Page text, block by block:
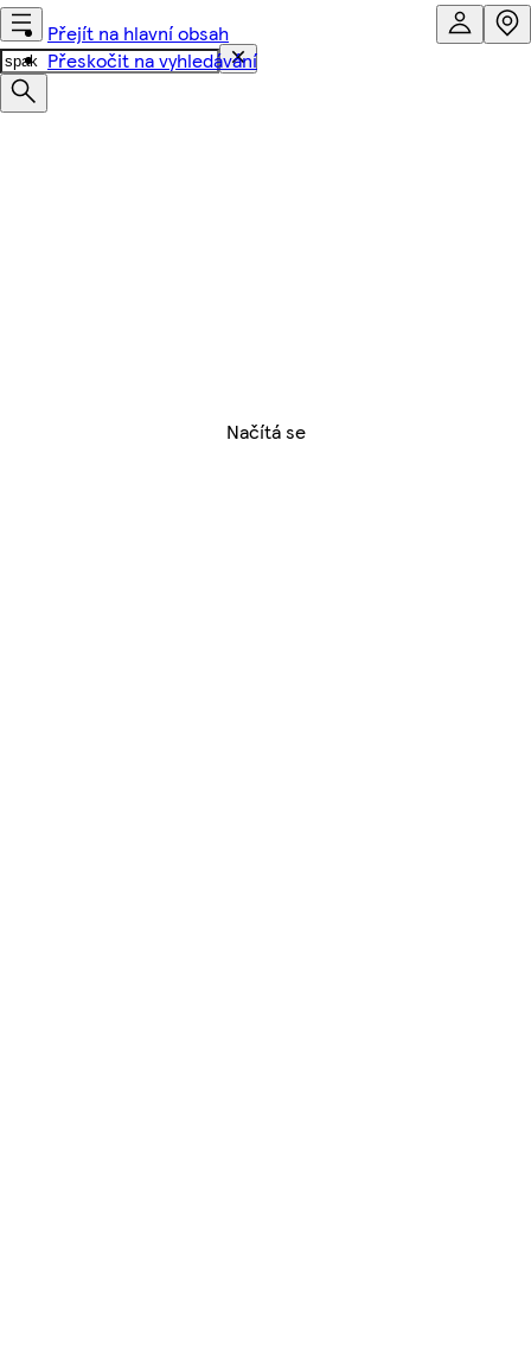
Přejít na hlavní obsah
Přeskočit na vyhledávání
Načítá se